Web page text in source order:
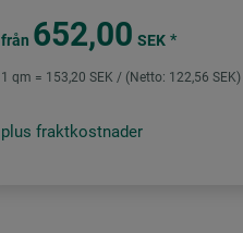
från 652,00 SEK *
1 qm = 153,20 SEK / (Netto: 122,56 SEK)
plus fraktkostnader